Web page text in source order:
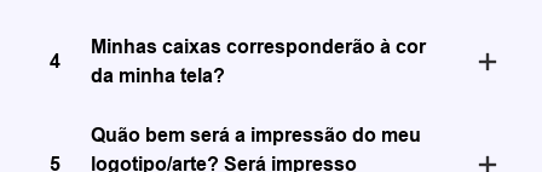
4
Minhas caixas corresponderão à cor
da minha tela?
5
Quão bem será a impressão do meu
logotipo/arte? Será impresso